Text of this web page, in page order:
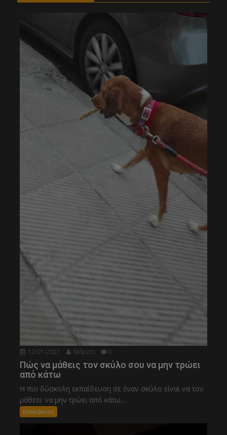
12/01/2021 Μάρσα 0
Πώς να μάθεις τον σκύλο σου να μην τρώει
από κάτω
Η πιο δύσκολη εκπαίδευση σε έναν σκύλο είναι να τον
μάθετε να μην τρώει από κάτω....
Εκπαιδευση